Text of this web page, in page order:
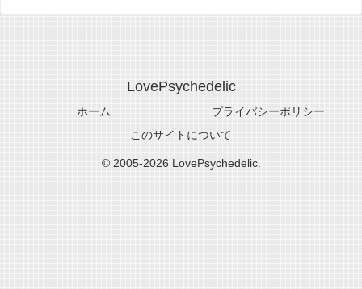
LovePsychedelic
ホーム
プライバシーポリシー
このサイトについて
© 2005-2026 LovePsychedelic.